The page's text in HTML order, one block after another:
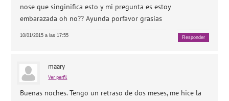
nose que singinifica esto y mi pregunta es estoy
embarazada oh no?? Ayunda porfavor grasias
10/01/2015 a las 17:55 Responder
maary
Ver perfil
Buenas noches. Tengo un retraso de dos meses, me hice la